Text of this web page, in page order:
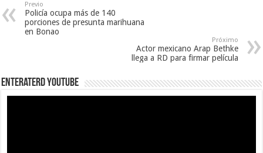
Previo
Policía ocupa más de 140
porciones de presunta marihuana
en Bonao
Próximo
Actor mexicano Arap Bethke
llega a RD para firmar película
EnterateRD YOUTUBE